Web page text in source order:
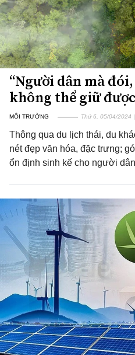
“Người dân mà
không thể giữ
MÔI TRƯỜNG Thứ 6, 05/04/2024
Thông qua du lịch thái, du
nét đẹp văn hóa, đặc trưng;
ổn định sinh kế cho người